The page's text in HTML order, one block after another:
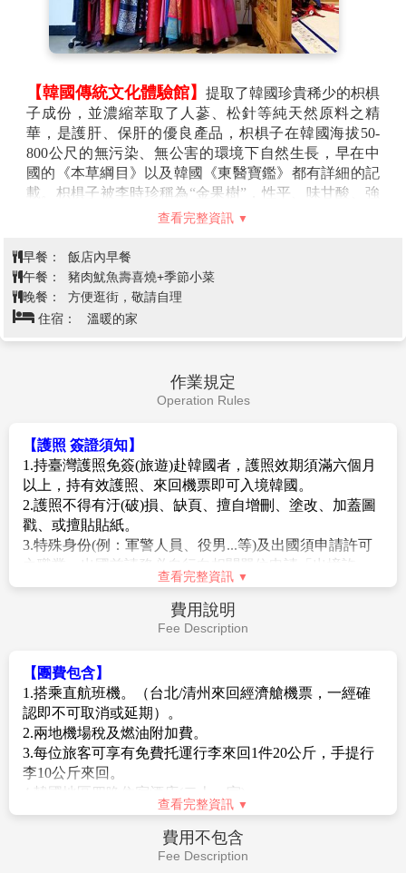
【韓國傳統文化體驗館】 提取了韓國珍貴稀少的枳椇
子成份，並濃縮萃取了人蔘、松針等純天然原料之精
華，是護肝、保肝的優良產品，枳椇子在韓國海拔50-
800公尺的無污染、無公害的環境下自然生長，早在中
國的《本草綱目》以及韓國《東醫寶鑑》都有詳細的記
載。枳椇子被李時珍稱為“金果樹”，性平、味甘酸、強
肝脾肺經，主治酒醉。現代醫學研究也證明，枳椇子果
中的濃度，清除酒後體內產生的過量自由基，阻止過氧
化脂質的形成，避免酒精中毒導致的各種新陳代謝的異
常，還可以幫助改善肝臟過多的脂肪囤積，純天然100%
韓國產枳椇子果實是現代人保護肝臟的最佳選擇。
無心川上的船，而得名「舟城」。地處清州正中心南門
2街的龍頭寺址鐵幢竿，相傳就是風水地理上為了穩定
會。公園內有蘊含神秘氣息的鴨腳樹與忠清道兵馬節度
使營門、望仙樓等諸多遺跡。被指定為有形文化財第15
號的兵馬節度使營門為木造雙層樓閣，寬正面3間、側
面2間，屋頂為有著翼形斗栱的歇山頂。
【椒井行宮】清州市清原區內秀邑椒井里是以礦泉著
稱的村莊，一切都得益於被譽為世界三大礦泉之一的椒
井礦泉。富含鐳成分的椒井天然碳酸水有助於改善皮膚
與眼疾而來此療養，根據《東國輿地勝覽》與《朝鮮王
朝實錄》記載，世宗曾在1444年的春、秋，兩度前往椒
椒井行宮已成為韓國最重要的歷史遺蹟之一，每年吸引
著大量遊客前來參觀和探索其歷史文化價值。
【城安街商圈】有清州明洞之稱的清州城安街，也是
清州的市中心。附近就是清州的傳統市場—六街綜合市
場，城安街就像是縮小的首爾明洞，分為步行街＆地下
商場，有潮流商家、時尚服飾、化妝品等300多店家、
樂天百貨及三家電影院，且還與羅德奧街、龍頭寺址鐵
幢竿廣場相連。
整理行囊前往機場，辦理出境手續後，搭乘豪華客機飛
返桃園國際機場，團員們互道珍重再見後，平平安安、
查看完整資訊
早餐：
飯店內早餐
午餐：
豬肉魷魚壽喜燒+季節小菜
晚餐：
方便逛街，敬請自理
住宿：
溫暖的家
作業規定
Operation Rules
【護照 簽證須知】
1.持臺灣護照免簽(旅遊)赴韓國者，護照效期須滿六個月
以上，持有效護照、來回機票即可入境韓國。
2.護照不得有汙(破)損、缺頁、擅自增刪、塗改、加蓋圖
戳、或擅貼貼紙。
3.特殊身份(例：軍警人員、役男...等)及出國須申請許可
之職業，出國前請務必自行向相關單位申請「出境許
可」並於出國當日攜帶相關文件備查。(役男是指年滿十
九歲當年一月一日起至屆滿三十六歲之年十二月三十一
日止，尚未履行兵役義務之役齡男子。)
ETA)，無法委託代辦。
5. 旅客持外國護照進出韓國時，機場櫃台會要求出示台
灣至該國的回程機票證明或外國人在台灣的居留證，請
旅客務必攜帶。
6.自2012年01月01日起年滿17歲以上的外國旅客入境韓國
時，需留下《雙手食指指紋及臉部照片資料》。
此點基於航空公司之規定，敬請見諒。
2.若因不可抗力因素/航空公司變動航班時間/景區臨時關
查看完整資訊
費用說明
Fee Description
【團費包含】
1.搭乘直航班機。（台北/清州來回經濟艙機票，一經確
認即不可取消或延期）。
2.兩地機場稅及燃油附加費。
3.每位旅客可享有免費托運行李來回1件20公斤，手提行
李10公斤來回。
4.韓國地區四晚住宿酒店(二人一室)。
5.保險：新台幣250萬旅遊責任險暨新台幣20萬意外醫療
查看完整資訊
費用不包含
Fee Description